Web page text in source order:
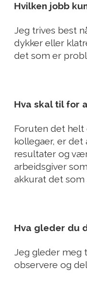
Hvilken jobb
Jeg trives best
dykker eller
det som er
Hva skal til for
Foruten det
kollegaer, er
resultater og
arbeidsgiver
akkurat det som
Hva gleder du
Jeg gleder meg
observere og